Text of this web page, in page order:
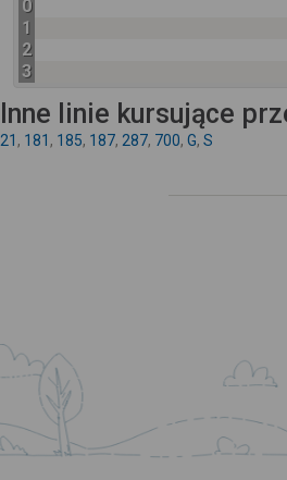
0
1
2
3
Inne linie kursujące
21 , 181 , 185, 187, 287, 700, G, S